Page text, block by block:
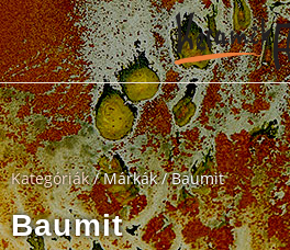
Kategóriák/ Márkák / Baumit
Baumit